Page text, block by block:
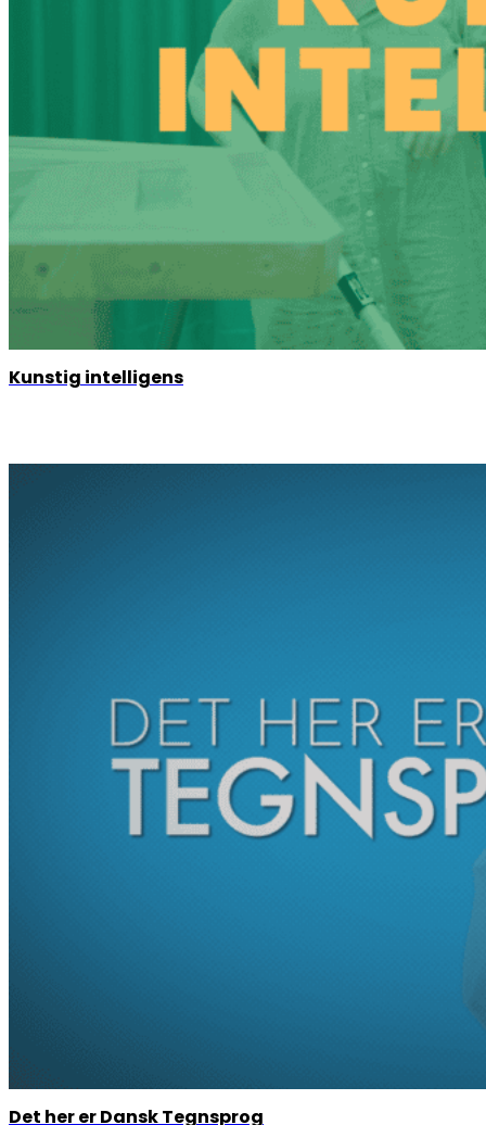
Kunstig intelligens
Det her er Dansk Tegnsprog